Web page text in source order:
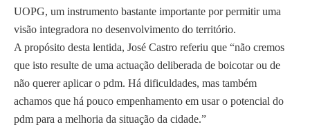
a
m
UOPG, um instrumento bastante importante por permitir uma
visão integradora no desenvolvimento do território.
A propósito desta lentida, José Castro referiu que “não cremos
que isto resulte de uma actuação deliberada de boicotar ou de
não querer aplicar o pdm. Há dificuldades, mas também
achamos que há pouco empenhamento em usar o potencial do
pdm para a melhoria da situação da cidade.”